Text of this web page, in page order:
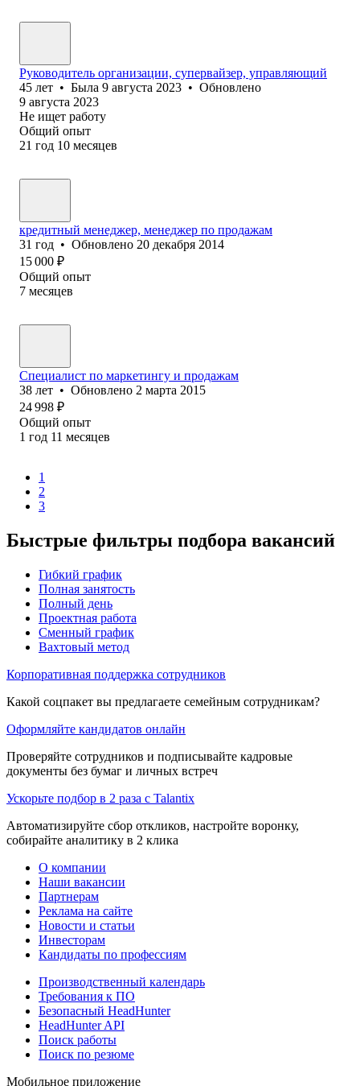
Руководитель организации, супервайзер, управляющий
45 лет • Была 9 августа 2023 • Обновлено
9 августа 2023
Не ищет работу
Общий опыт
21 год 10 месяцев
кредитный менеджер, менеджер по продажам
31 год • Обновлено 20 декабря 2014
15 000 ₽
Общий опыт
7 месяцев
Специалист по маркетингу и продажам
38 лет • Обновлено 2 марта 2015
24 998 ₽
Общий опыт
1 год 11 месяцев
1
2
3
Быстрые фильтры подбора вакансий
Гибкий график
Полная занятость
Полный день
Проектная работа
Сменный график
Вахтовый метод
Корпоративная поддержка сотрудников
Какой соцпакет вы предлагаете семейным сотрудникам?
Оформляйте кандидатов онлайн
Проверяйте сотрудников и подписывайте кадровые
документы без бумаг и личных встреч
Ускорьте подбор в 2 раза с Talantix
Автоматизируйте сбор откликов, настройте воронку,
собирайте аналитику в 2 клика
О компании
Наши вакансии
Партнерам
Реклама на сайте
Новости и статьи
Инвесторам
Кандидаты по профессиям
Производственный календарь
Требования к ПО
Безопасный HeadHunter
HeadHunter API
Поиск работы
Поиск по резюме
Мобильное приложение